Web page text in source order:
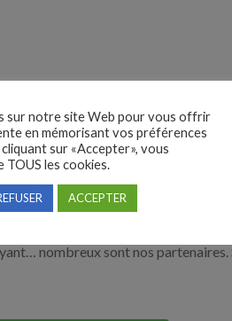
mécanicien maintenance, un
sur le bouton ci-dessous.
entreprises
nombreux sont nos partenaires.
sur notre site Web pour vous offrir
en mémorisant vos préférences
sur «Accepter», vous
les cookies.
ACCEPTER